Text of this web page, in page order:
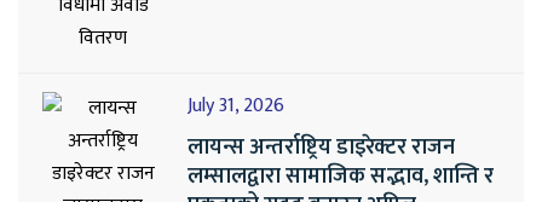
July 31, 2026
लायन्स अन्तर्राष्ट्रिय डाइरेक्टर राजन
लम्सालद्वारा सामाजिक सद्भाव, शान्ति र